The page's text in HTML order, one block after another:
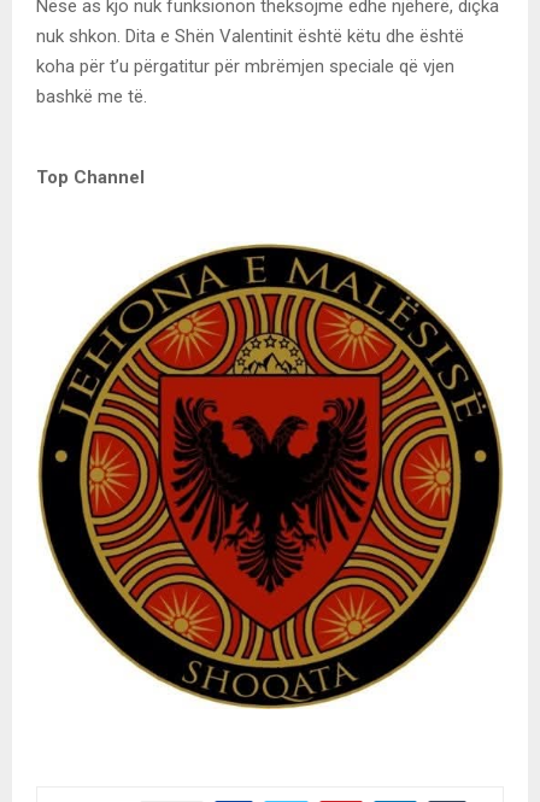
Nëse as kjo nuk funksionon theksojmë edhe njëherë, diçka
nuk shkon. Dita e Shën Valentinit është këtu dhe është
koha për t’u përgatitur për mbrëmjen speciale që vjen
bashkë me të.
Top Channel